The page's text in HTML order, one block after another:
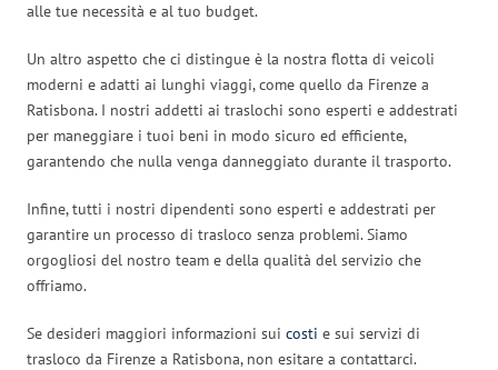
alle tue necessità e al tuo budget.
Un altro aspetto che ci distingue è la nostra flotta di veicoli
moderni e adatti ai lunghi viaggi, come quello da Firenze a
Ratisbona. I nostri addetti ai traslochi sono esperti e addestrati
per maneggiare i tuoi beni in modo sicuro ed efficiente,
garantendo che nulla venga danneggiato durante il trasporto.
Infine, tutti i nostri dipendenti sono esperti e addestrati per
garantire un processo di trasloco senza problemi. Siamo
orgogliosi del nostro team e della qualità del servizio che
offriamo.
Se desideri maggiori informazioni sui costi e sui servizi di
trasloco da Firenze a Ratisbona, non esitare a contattarci.